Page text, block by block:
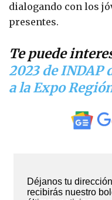
dialogando con los
presentes.
Te puede
2023 de INDAP
a la Expo